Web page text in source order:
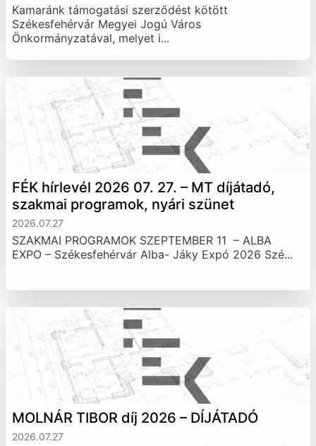
Kamaránk támogatási szerződést kötött
Székesfehérvár Megyei Jogú Város
Önkormányzatával, melyet i...
FÉK hírlevél 2026 07. 27. – MT díjátadó,
szakmai programok, nyári szünet
2026.07.27
SZAKMAI PROGRAMOK SZEPTEMBER 11 – ALBA
EXPO – Székesfehérvár Alba- Jáky Expó 2026 Szé...
MOLNÁR TIBOR díj 2026 – DÍJÁTADÓ
2026.07.27